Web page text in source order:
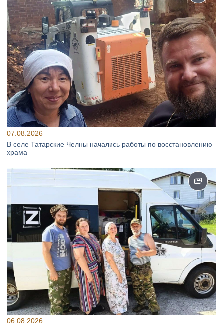
07.08.2026
В селе Татарские Челны начались работы по восстановлению
храма
06.08.2026